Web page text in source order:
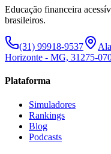
Educação financeira
brasileiros.
(31) 99918-9537
Horizonte - MG, 31275-
Plataforma
Simuladores
Rankings
Blog
Podcasts